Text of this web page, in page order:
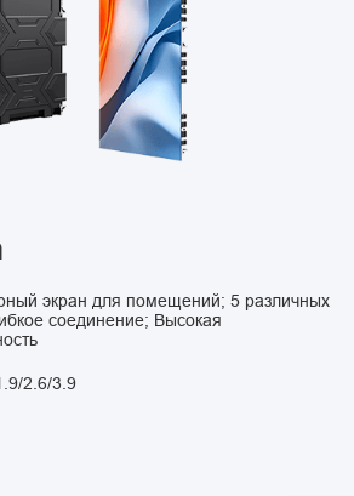
экран для помещений; 5 различных
соединение; Высокая
2.6/3.9